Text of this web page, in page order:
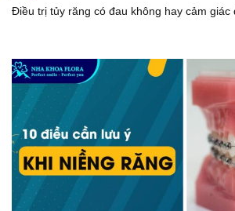
Điều trị tủy răng có đau không hay cảm giác